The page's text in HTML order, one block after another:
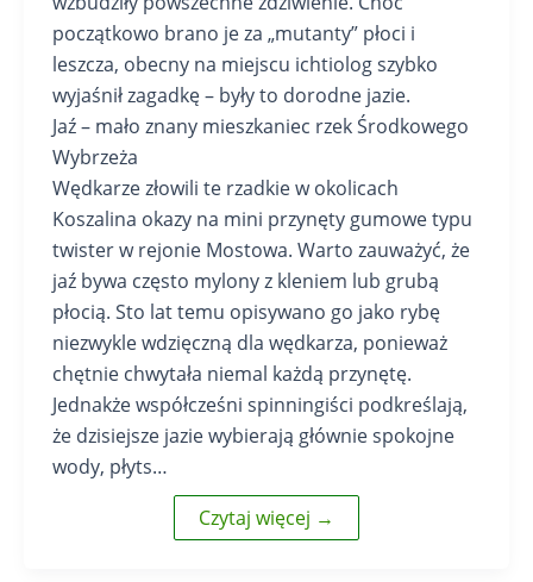
początkowo brano je za „mutanty” płoci i
leszcza, obecny na miejscu ichtiolog szybko
wyjaśnił zagadkę – były to dorodne jazie.
Jaź – mało znany mieszkaniec rzek Środkowego
Wybrzeża
Wędkarze złowili te rzadkie w okolicach
Koszalina okazy na mini przynęty gumowe typu
twister w rejonie Mostowa. Warto zauważyć, że
jaź bywa często mylony z kleniem lub grubą
płocią. Sto lat temu opisywano go jako rybę
niezwykle wdzięczną dla wędkarza, ponieważ
chętnie chwytała niemal każdą przynętę.
Jednakże współcześni spinningiści podkreślają,
że dzisiejsze jazie wybierają głównie spokojne
wody, płyts…
Czytaj więcej →